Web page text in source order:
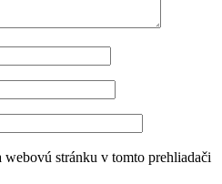
stránku v tomto prehliadači